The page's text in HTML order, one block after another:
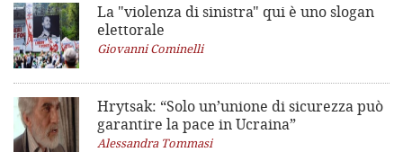
La "violenza di sinistra" qui è uno slogan
elettorale
Giovanni Cominelli
Hrytsak: “Solo un’unione di sicurezza può
garantire la pace in Ucraina”
Alessandra Tommasi